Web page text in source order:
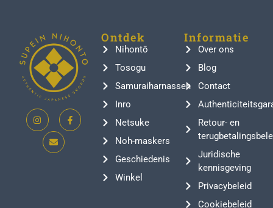
Ontdek
Nihontō
Tosogu
Samuraiharnassen
Inro
Netsuke
Noh-maskers
Geschiedenis
Winkel
Informatie
Over ons
Blog
Contact
Retour- en
Juridische
kennisgeving
Privacybeleid
Cookiebeleid